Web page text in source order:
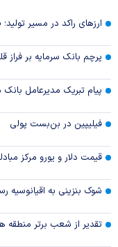
ارزهای راکد در مسیر
پرچم بانک سرمایه بر فراز
پیام تبریک مدیرعامل
فیلیپین در بن‌بست پولی
قیمت دلار و یورو مرکز مبادله
شوک بنزینی به اقیانوسیه
تقدیر از شعب برتر منطقه